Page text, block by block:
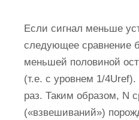
Если сигнал меньше
следующее сравнение
меньшей половиной
(т.е. с уровнем 1/
раз. Таким образом, N
(«взвешиваний»)